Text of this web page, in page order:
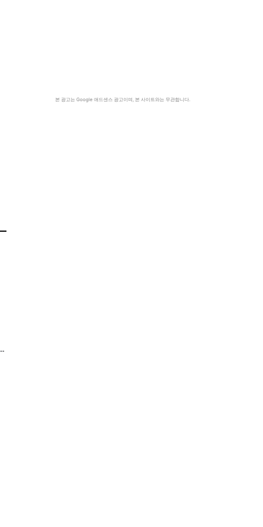
본 광고는 Google 애드센스 광고이며, 본 사이트와는 무관합니다.